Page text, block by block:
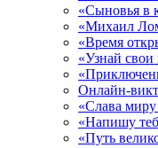
«Сыновья в
«Михаил
«Время
«Узнай свои
Онлайн-
«Слава
«Напишу
«Путь